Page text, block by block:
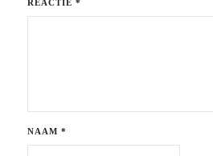
REACTIE *
NAAM *